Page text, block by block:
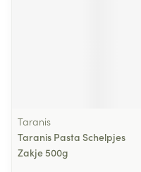
Taranis
Taranis Pasta Schelpjes
Zakje 500g